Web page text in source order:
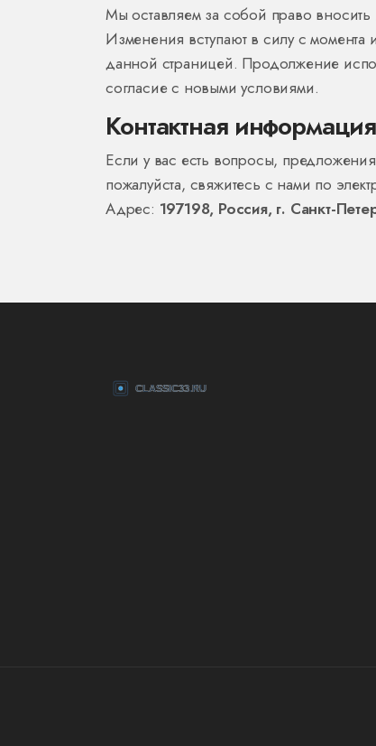
Мы оставляем за собой право
Изменения вступают в силу с момента
данной страницей. Продолжение
согласие с новыми условиями.
Контактная информация
Если у вас есть вопросы,
пожалуйста, свяжитесь с нами по
Адрес: 197198, Россия, г. Санкт-